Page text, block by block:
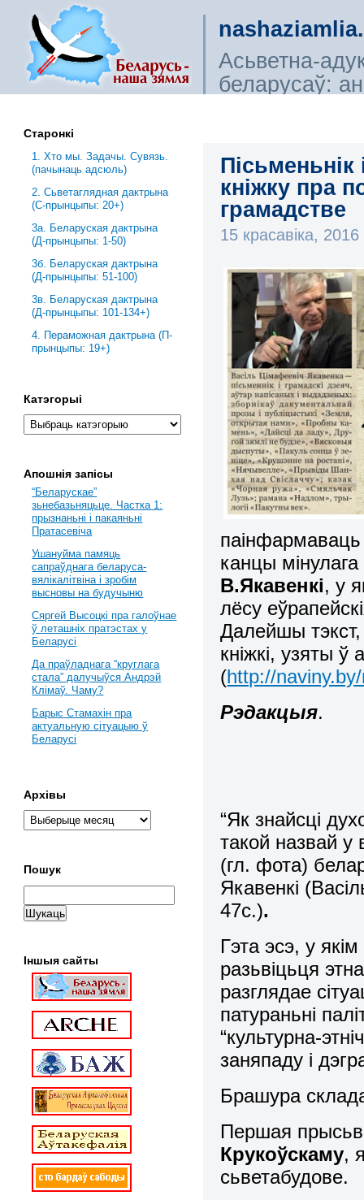
Асьветна-
беларусаў:
кніжку пра
грамадстве
15 красавіка, 2016
канцы
В.Якавенкі, у
лёсу
Далейшы
кніжкі, узяты
(http://
Рэдакцыя.
“Як знайсці
такой назвай
(гл. фота)
Якавенкі
47с.).
Гэта эсэ, у
разьвіцьця
разглядае
патураньні
“культурна-
заняпаду і
Брашура
Першая
Крукоўскаму,
сьветабудове.
Старонкі
1. Хто мы. Задачы. Сувязь.
(пачынаць адсюль)
2. Сьветаглядная дактрына
(С-прынцыпы: 20+)
3a. Беларуская дактрына
(Д-прынцыпы: 1-50)
3б. Беларуская дактрына
(Д-прынцыпы: 51-100)
3в. Беларуская дактрына
(Д-прынцыпы: 101-134+)
4. Пераможная дактрына (П-
прынцыпы: 19+)
Катэгорыі
Апошнія запісы
“Беларускае”
зьнебазьняцьце. Частка 1:
прызнаньні і пакаяньні
Пратасевіча
Ушануйма памяць
сапраўднага беларуса-
вялікалітвіна і зробім
высновы на будучыню
Сяргей Высоцкі пра галоўнае
ў леташніх пратэстах у
Беларусі
Да праўладнага “круглага
стала” далучыўся Андрэй
Клімаў. Чаму?
Барыс Стамахін пра
актуальную сітуацыю ў
Беларусі
Архівы
Пошук
Іншыя сайты